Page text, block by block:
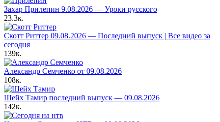
Захар Прилепин 9.08.2026 — Уроки русского
23.3к.
Скотт Риттер 09.08.2026 — Последний выпуск | Все видео за
сегодня
139к.
Александр Семченко от 09.08.2026
108к.
Шейх Тамир последний выпуск — 09.08.2026
142к.